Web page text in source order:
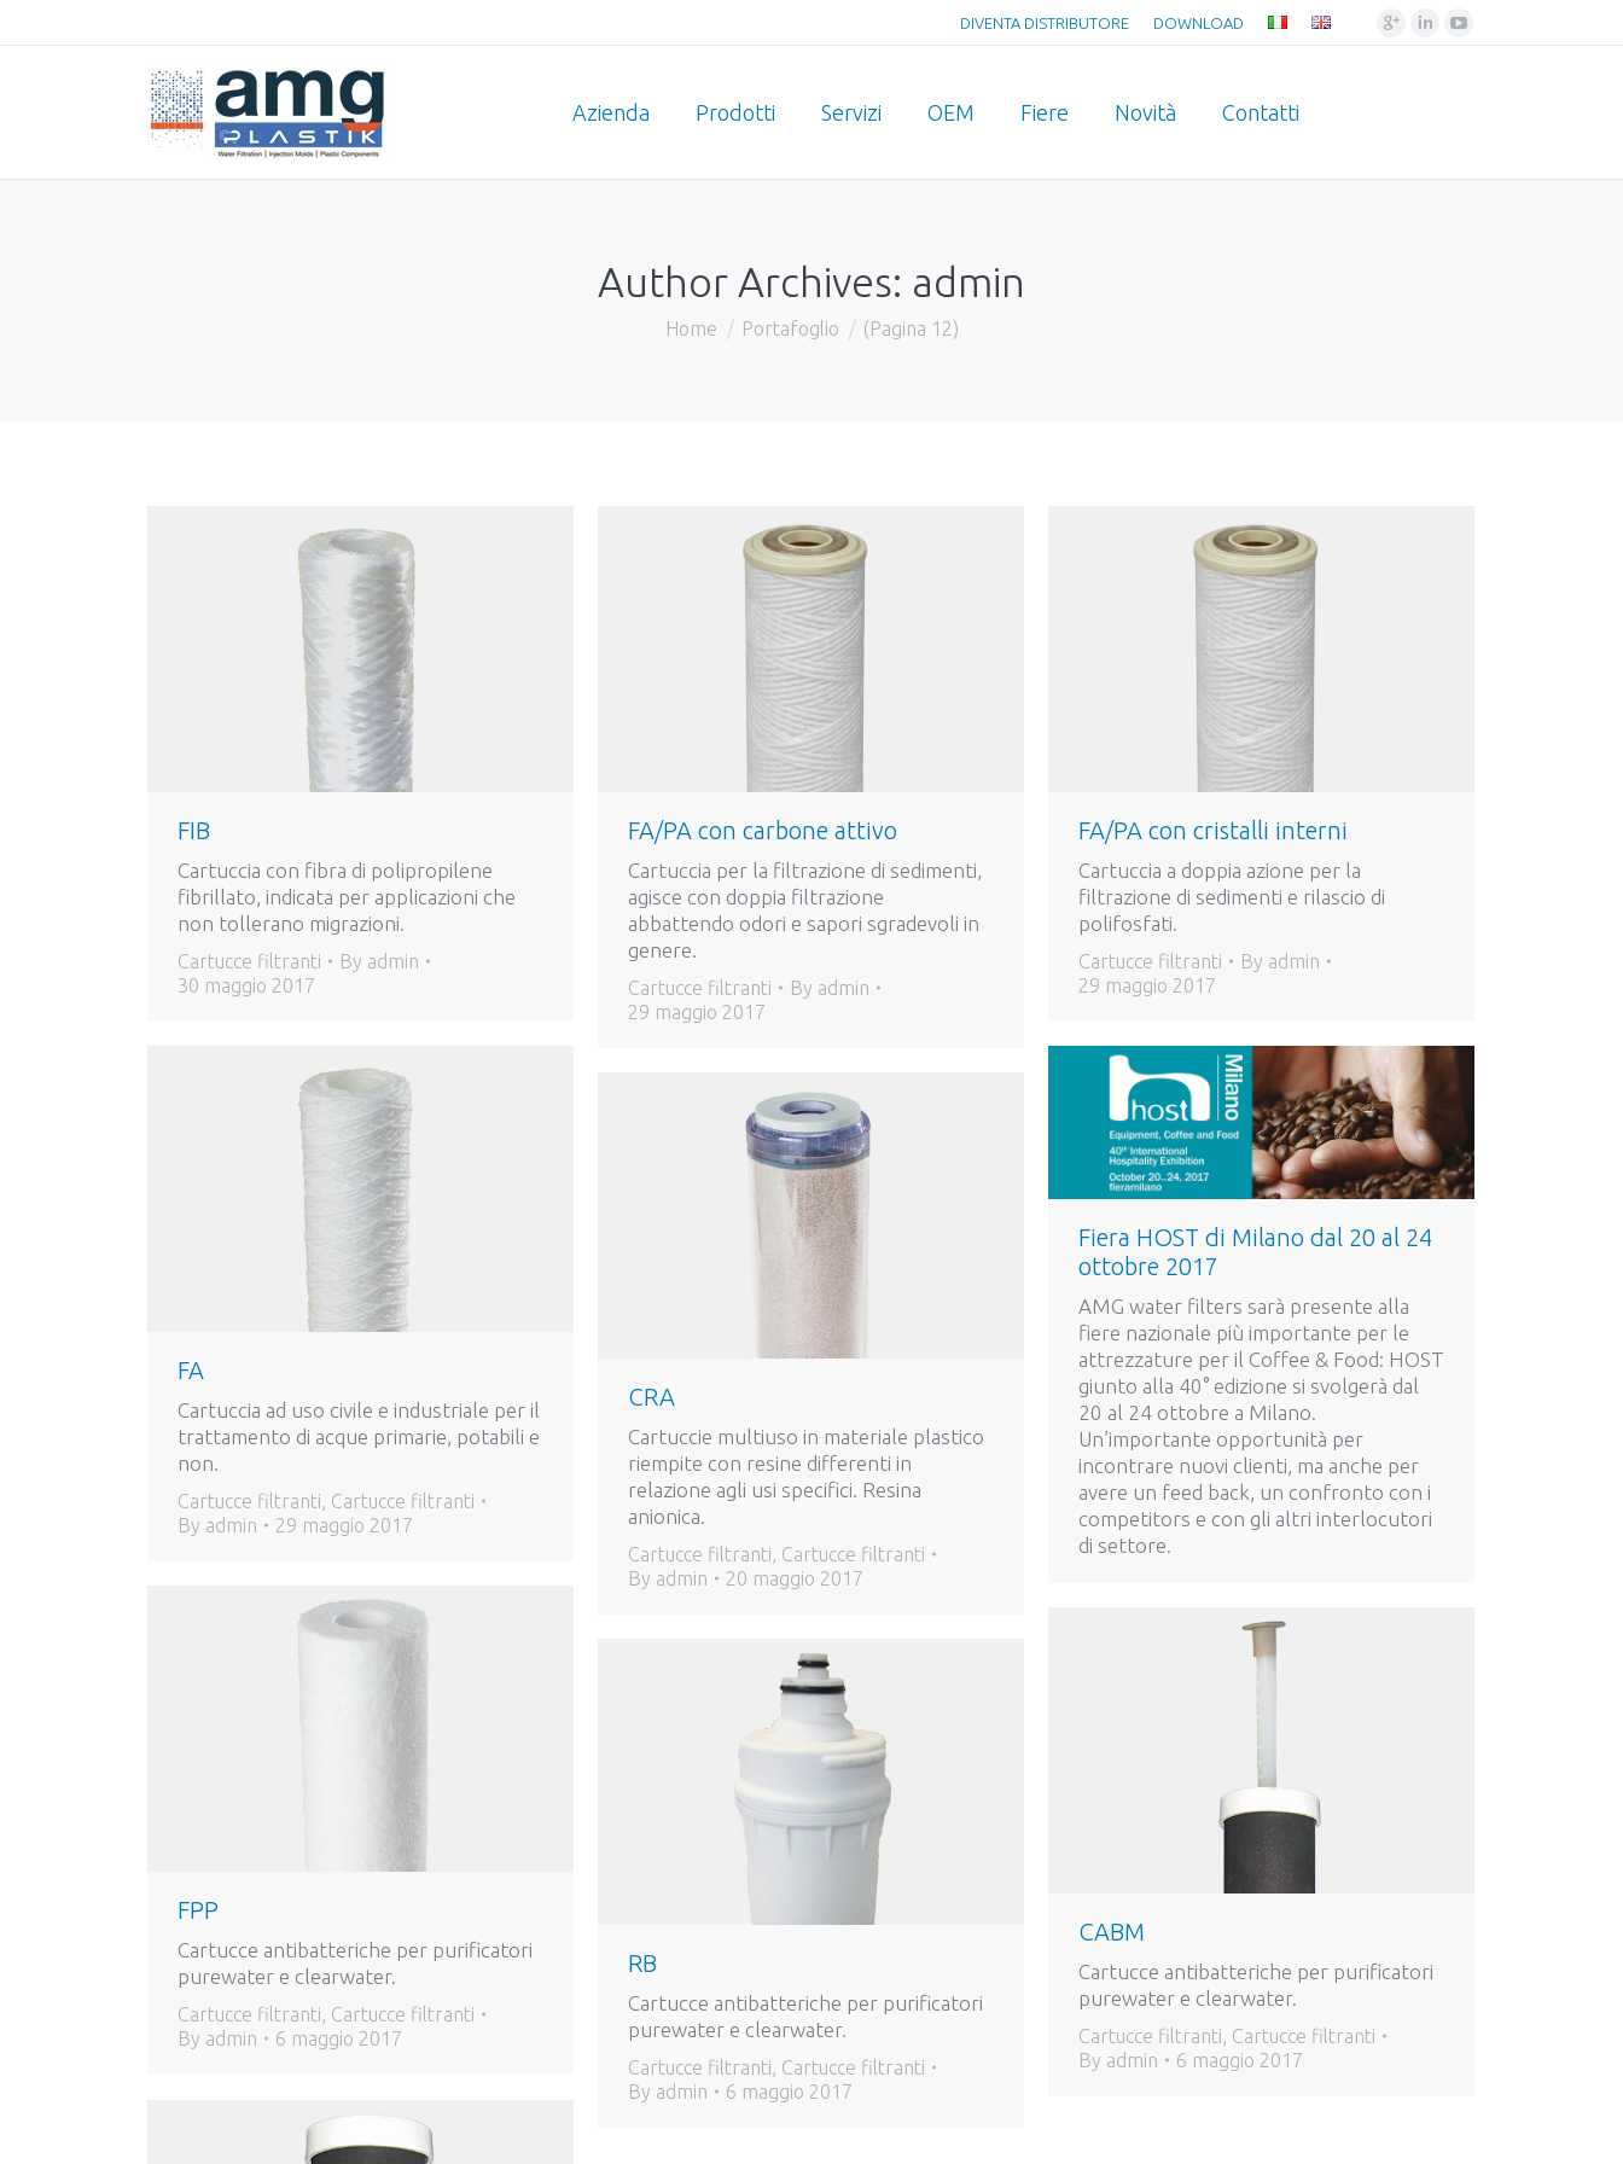
DIVENTA DISTRIBUTORE DOWNLOAD Google+
LinkedinYouTube
Azienda Prodotti Servizi OEM Fiere Novità Contatti
Author Archives: admin
Home Portafoglio (Pagina 12)
FIB
Cartuccia con fibra di polipropilene
fibrillato, indicata per applicazioni che
non tollerano migrazioni.
Cartucce filtranti By admin
30 maggio 2017
FA/PA con carbone attivo
Cartuccia per la filtrazione di sedimenti,
agisce con doppia filtrazione
abbattendo odori e sapori sgradevoli in
genere.
Cartucce filtranti By admin
29 maggio 2017
FA/PA con cristalli interni
Cartuccia a doppia azione per la
filtrazione di sedimenti e rilascio di
polifosfati.
Cartucce filtranti By admin
29 maggio 2017
FA
Cartuccia ad uso civile e industriale per il
trattamento di acque primarie, potabili e
non.
Cartucce filtranti, Cartucce filtranti
By admin 29 maggio 2017
Fiera HOST di Milano dal 20 al 24
ottobre 2017
AMG water filters sarà presente alla
fiere nazionale più importante per le
attrezzature per il Coffee & Food: HOST
giunto alla 40° edizione si svolgerà dal
20 al 24 ottobre a Milano.
Un’importante opportunità per
incontrare nuovi clienti, ma anche per
avere un feed back, un confronto con i
competitors e con gli altri interlocutori
di settore.
CRA
Cartuccie multiuso in materiale plastico
riempite con resine differenti in
relazione agli usi specifici. Resina
anionica.
Cartucce filtranti, Cartucce filtranti
By admin 20 maggio 2017
FPP
Cartucce antibatteriche per purificatori
purewater e clearwater.
Cartucce filtranti, Cartucce filtranti
By admin 6 maggio 2017
CABM
Cartucce antibatteriche per purificatori
purewater e clearwater.
Cartucce filtranti, Cartucce filtranti
By admin 6 maggio 2017
RB
Cartucce antibatteriche per purificatori
purewater e clearwater.
Cartucce filtranti, Cartucce filtranti
By admin 6 maggio 2017